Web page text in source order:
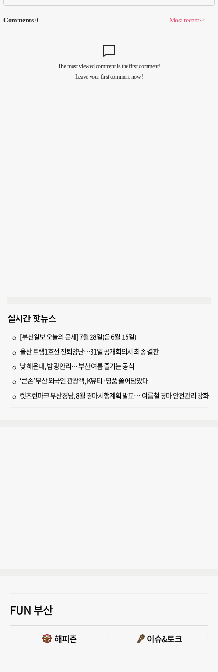
실시간 핫뉴스
[부산일보 오늘의 운세] 7월 28일(음 6월 15일)
울산 트램1호선 진퇴양난…31일 공개회의서 최종 결판
낮 해운대, 밤 광안리… 부산 여름 즐기는 공식
‘큰손’ 부산 외국인 관광객, K뷰티·명품 쓸어담았다
렛츠런파크 부산경남, 8월 경마시행계획 발표… 여름철 경마 안전관리 강화
FUN 부산